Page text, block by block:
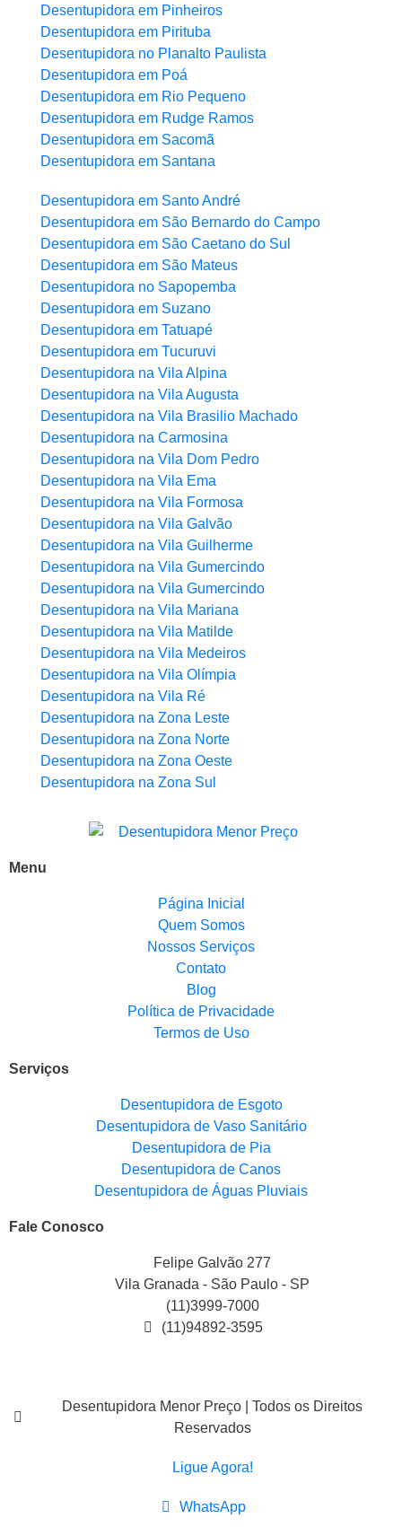
Desentupidora em Pinheiros
Desentupidora em Pirituba
Desentupidora no Planalto Paulista
Desentupidora em Poá
Desentupidora em Rio Pequeno
Desentupidora em Rudge Ramos
Desentupidora em Sacomã
Desentupidora em Santana
Desentupidora em Santo André
Desentupidora em São Bernardo do Campo
Desentupidora em São Caetano do Sul
Desentupidora em São Mateus
Desentupidora no Sapopemba
Desentupidora em Suzano
Desentupidora em Tatuapé
Desentupidora em Tucuruvi
Desentupidora na Vila Alpina
Desentupidora na Vila Augusta
Desentupidora na Vila Brasilio Machado
Desentupidora na Carmosina
Desentupidora na Vila Dom Pedro
Desentupidora na Vila Ema
Desentupidora na Vila Formosa
Desentupidora na Vila Galvão
Desentupidora na Vila Guilherme
Desentupidora na Vila Gumercindo
Desentupidora na Vila Gumercindo
Desentupidora na Vila Mariana
Desentupidora na Vila Matilde
Desentupidora na Vila Medeiros
Desentupidora na Vila Olímpia
Desentupidora na Vila Ré
Desentupidora na Zona Leste
Desentupidora na Zona Norte
Desentupidora na Zona Oeste
Desentupidora na Zona Sul
Menu
Página Inicial
Quem Somos
Nossos Serviços
Contato
Blog
Política de Privacidade
Termos de Uso
Serviços
Desentupidora de Esgoto
Desentupidora de Vaso Sanitário
Desentupidora de Pia
Desentupidora de Canos
Desentupidora de Águas Pluviais
Fale Conosco
Felipe Galvão 277
Vila Granada - São Paulo - SP
(11)3999-7000
(11)94892-3595
Desentupidora Menor Preço | Todos os Direitos
Reservados
Ligue Agora!
WhatsApp